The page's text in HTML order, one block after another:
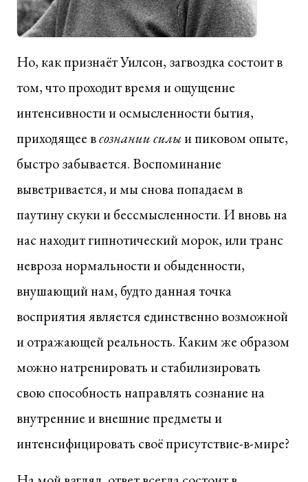
Но, как признаёт Уилсон, загвоздка состоит в
том, что проходит время и ощущение
интенсивности и осмысленности бытия,
приходящее всознании силыи пиковом опыте,
быстро забывается. Воспоминание
выветривается, и мы снова попадаем в
паутину скуки и бессмысленности. И вновь на
нас находит гипнотический морок, или транс
невроза нормальности и обыденности,
внушающий нам, будто данная точка
восприятия является единственно возможной
и отражающей реальность. Каким же образом
можно натренировать и стабилизировать
свою способность направлять сознание на
внутренние и внешние предметы и
интенсифицировать своё присутствие-в-мире?